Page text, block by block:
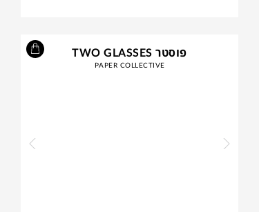
פוסטר TWO GLASSES
PAPER COLLECTIVE